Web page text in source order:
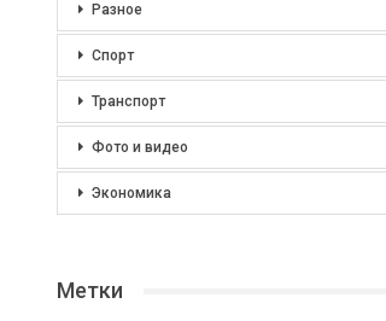
Разное
Спорт
Транспорт
Фото и видео
Экономика
Метки